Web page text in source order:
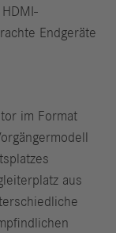
Endgeräte
im Format
aus